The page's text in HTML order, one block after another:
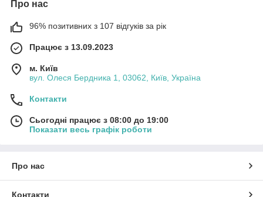
Про нас
96% позитивних з 107 відгуків за рік
Працює з 13.09.2023
м. Київ
вул. Олеся Бердника 1, 03062, Київ, Україна
Контакти
Сьогодні працює з 08:00 до 19:00
Показати весь графік роботи
Про нас
Контакти